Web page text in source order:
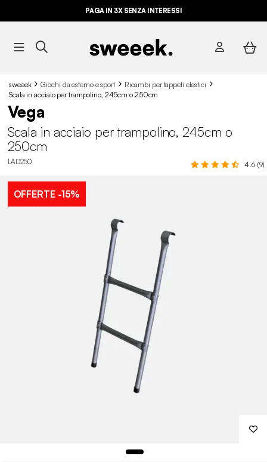
PAGA IN 3X SENZA INTERESSI
sweeek Giochi da esterno e sport
Ricambi per tappeti elastici
Scala in acciaio per trampolino, 245cm o 250cm
Vega
Scala in acciaio per trampolino, 245cm o
250cm
LAD250 4.6 (9)
OFFERTE-15%